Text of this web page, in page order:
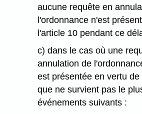
aucune requête en
l'ordonnance n'est
l'article 10 pendant ce
c) dans le cas où une
annulation de
est présentée en vertu
que ne survient pas le
événements suivants :